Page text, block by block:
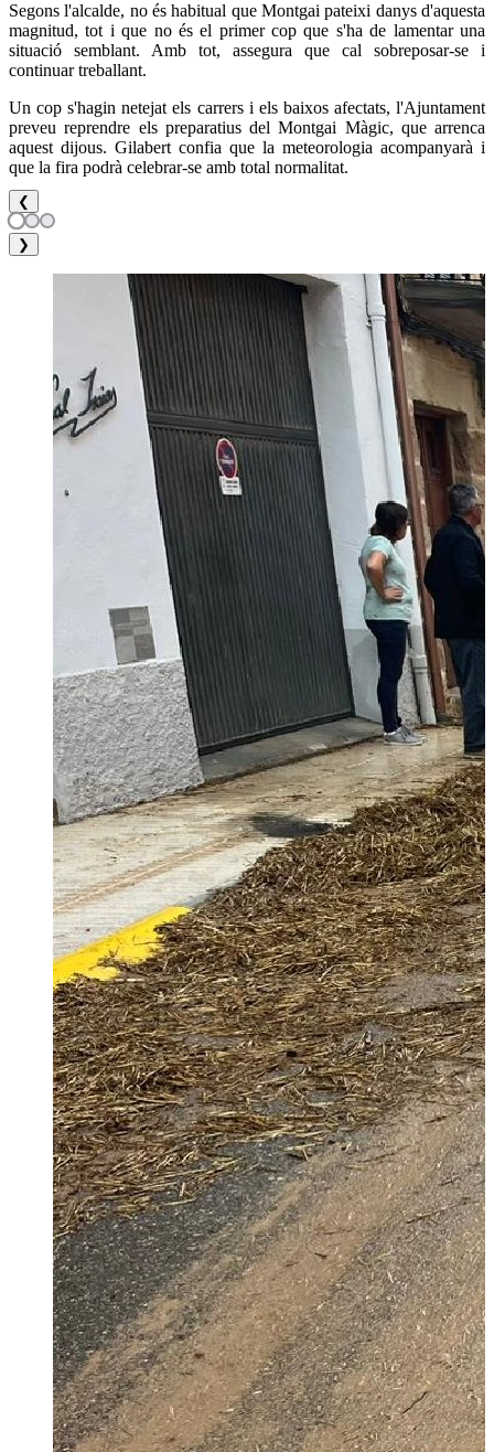
Segons l'alcalde, no és habitual que Montgai pateixi danys d'aquesta
magnitud, tot i que no és el primer cop que s'ha de lamentar una
situació semblant. Amb tot, assegura que cal sobreposar-se i
continuar treballant.
Un cop s'hagin netejat els carrers i els baixos afectats, l'Ajuntament
preveu reprendre els preparatius del Montgai Màgic, que arrenca
aquest dijous. Gilabert confia que la meteorologia acompanyarà i
que la fira podrà celebrar-se amb total normalitat.
❮
❯